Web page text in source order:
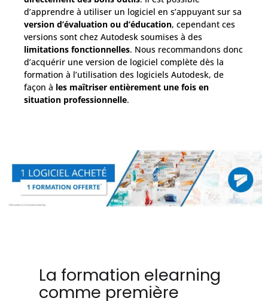
d’apprendre à utiliser un logiciel en s’appuyant sur sa
version d’évaluation ou d’éducation, cependant ces
versions sont chez Autodesk soumises à des
limitations fonctionnelles. Nous recommandons donc
d’acquérir une version de logiciel complète dès la
formation à l’utilisation des logiciels Autodesk, de
façon à les maîtriser entièrement une fois en
situation professionnelle.
La formation elearning
comme première